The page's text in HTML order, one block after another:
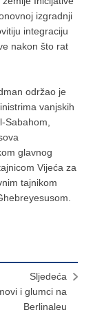
izgradnji
integraciju
nakon što rat
održao je
vanjskih
Sabahom,
glavnog
Vijeća za
tajnikom
Sljedeća
i glumci na
Berlinaleu